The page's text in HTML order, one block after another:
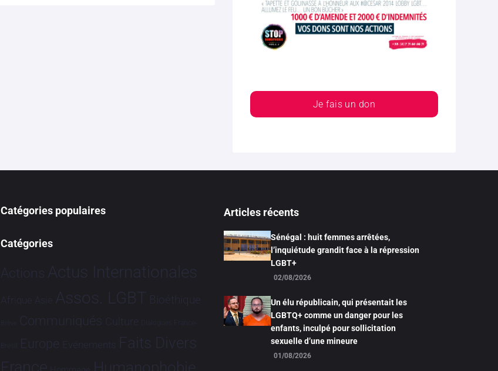
Je fais un don
Catégories populaires
Catégories
Actions Actus Internationales
Afrique Asie Assos. LGBT Bioéthique
Brève Communiqués Culture Dialogues France-
Brésil Europe Evénements Faits Divers
Humanophobie
Articles récents
Sénégal : huit femmes arrêtées,
l’inquiétude grandit face à la répression
LGBT+
02/08/2026
Un élu républicain, qui présentait les
LGBTQ+ comme un danger pour les
enfants, inculpé pour sollicitation
sexuelle d’une mineure
01/08/2026